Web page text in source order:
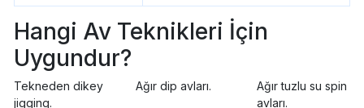
Hangi Av Teknikleri İçin
Uygundur?
Tekneden dikey
jigging.
Ağır dip avları.
Ağır tuzlu su spin
avları.